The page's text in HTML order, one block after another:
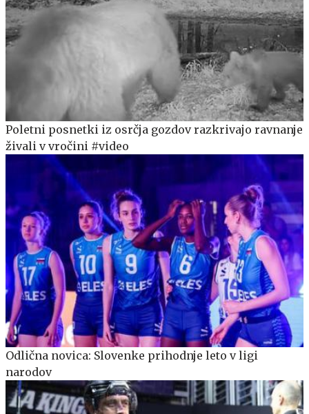
Poletni posnetki iz osrčja gozdov razkrivajo ravnanje
živali v vročini #video
Odlična novica: Slovenke prihodnje leto v ligi
narodov